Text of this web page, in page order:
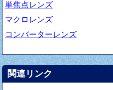
単焦点レンズ
マクロレンズ
コンバーターレンズ
関連リンク